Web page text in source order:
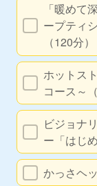
「暖めて
ープティ
（120分）
ホットス
コース～
ビジョナ
ー「はじ
かっさヘ